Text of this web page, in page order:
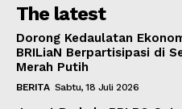
The latest
Dorong Kedaulatan
BRILiaN Berpartisipasi di
Merah Putih
BERITA Sabtu, 18 Juli 2026